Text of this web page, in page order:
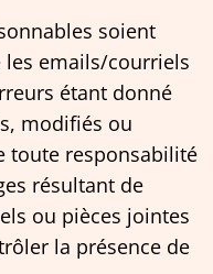
soient
les emails/courriels
étant donné
modifiés ou
toute responsabilité
résultant de
ou pièces jointes
la présence de